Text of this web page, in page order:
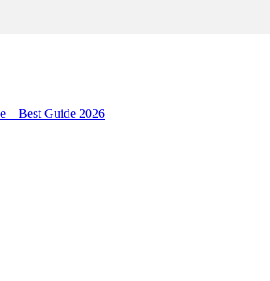
– Best Guide 2026